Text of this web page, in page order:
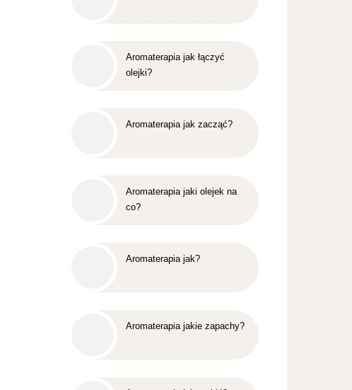
Aromaterapia jak łączyć
olejki?
Aromaterapia jak zacząć?
Aromaterapia jaki olejek na
co?
Aromaterapia jak?
Aromaterapia jakie zapachy?